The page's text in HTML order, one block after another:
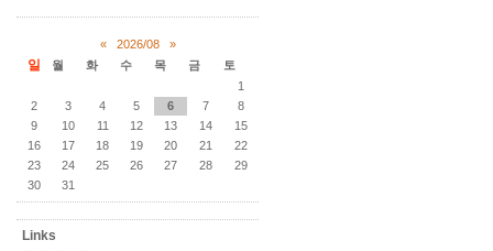
« 2026/08 »
일 월 화 수 목 금
토
1
2
3 4 5 6 7
8
9
10 11 12 13 14
15
16
17 18 19 20 21
22
23
24 25 26 27 28
29
30
31
Links